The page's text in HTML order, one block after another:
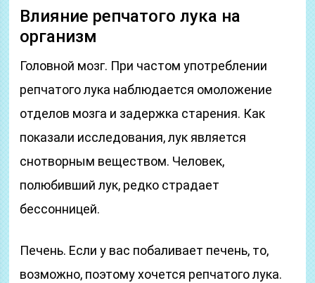
Влияние репчатого лука на
организм
Головной мозг. При частом употреблении
репчатого лука наблюдается омоложение
отделов мозга и задержка старения. Как
показали исследования, лук является
снотворным веществом. Человек,
полюбивший лук, редко страдает
бессонницей.
Печень. Если у вас побаливает печень, то,
возможно, поэтому хочется репчатого лука.